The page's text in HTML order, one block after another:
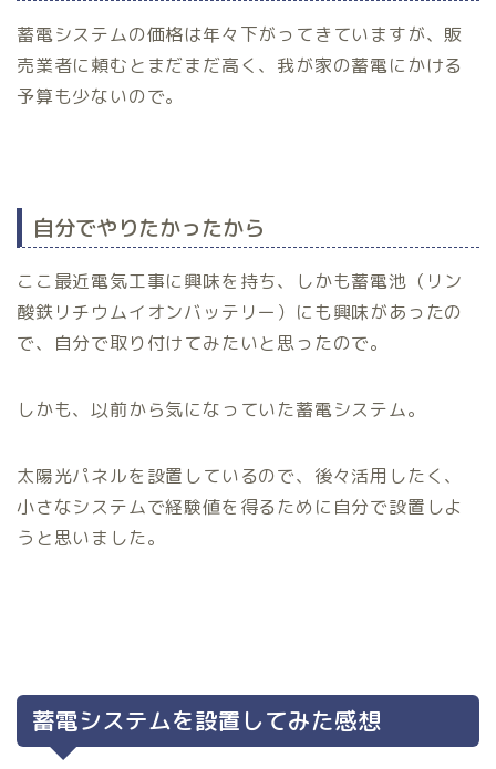
蓄電システムの価格は年々下がってきていますが、販
売業者に頼むとまだまだ高く、我が家の蓄電にかける
予算も少ないので。
自分でやりたかったから
ここ最近電気工事に興味を持ち、しかも蓄電池（リン
酸鉄リチウムイオンバッテリー）にも興味があったの
で、自分で取り付けてみたいと思ったので。
しかも、以前から気になっていた蓄電システム。
太陽光パネルを設置しているので、後々活用したく、
小さなシステムで経験値を得るために自分で設置しよ
うと思いました。
蓄電システムを設置してみた感想